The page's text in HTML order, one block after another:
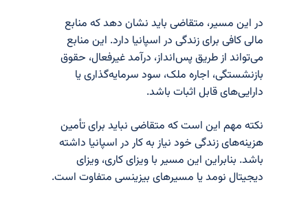
در این مسیر، متقاضی باید نشان دهد که منابع
مالی کافی برای زندگی در اسپانیا دارد. این منابع
می‌تواند از طریق پس‌انداز، درآمد غیرفعال، حقوق
بازنشستگی، اجاره ملک، سود سرمایه‌گذاری یا
دارایی‌های قابل اثبات باشد.
نکته مهم این است که متقاضی نباید برای تأمین
هزینه‌های زندگی خود نیاز به کار در اسپانیا داشته
باشد. بنابراین این مسیر با ویزای کاری، ویزای
دیجیتال نومد یا مسیرهای بیزینسی متفاوت است.